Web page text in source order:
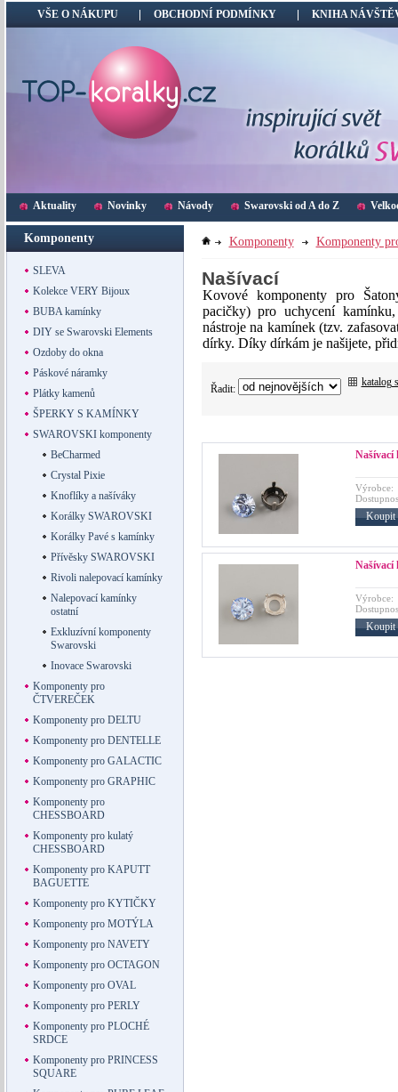
VŠE O NÁKUPU OBCHODNÍ PODMÍNKY KNIHA
Aktuality Novinky Návody Swarovski od A do Z
Komponenty
SLEVA
Kolekce VERY Bijoux
BUBA kamínky
DIY se Swarovski Elements
Ozdoby do okna
Páskové náramky
Plátky kamenů
ŠPERKY S KAMÍNKY
SWAROVSKI komponenty
BeCharmed
Crystal Pixie
Knoflíky a našíváky
Korálky SWAROVSKI
Korálky Pavé s kamínky
Přívěsky SWAROVSKI
Rivoli nalepovací kamínky
Nalepovací kamínky
ostatní
Exkluzívní komponenty
Swarovski
Inovace Swarovski
Komponenty pro
ČTVEREČEK
Komponenty pro DELTU
Komponenty pro DENTELLE
Komponenty pro GALACTIC
Komponenty pro GRAPHIC
Komponenty pro
CHESSBOARD
Komponenty pro kulatý
CHESSBOARD
Komponenty pro KAPUTT
BAGUETTE
Komponenty pro KYTIČKY
Komponenty pro MOTÝLA
Komponenty pro NAVETY
Komponenty pro OCTAGON
Komponenty pro OVAL
Komponenty pro PERLY
Komponenty pro PLOCHÉ
SRDCE
Komponenty pro PRINCESS
SQUARE
Komponenty Komponenty
Našívací
Kovové komponenty pro
pacičky) pro uchycení
nástroje na kamínek (tzv.
dírky. Díky dírkám je našijete,
Řadit:
katalog
Našívací
Výrobce:
Koupit
Našívací
Výrobce:
Koupit